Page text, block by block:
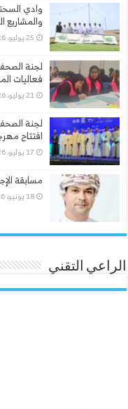
وادي
والمشاريع
25 يوليو، 2026
لجنة
فعاليات
21 يوليو، 2026
لجنة
افتتاح مهرجان الجبل
17 يوليو، 2026
مسابقة
18 يونيو، 2026
الراعي التقني